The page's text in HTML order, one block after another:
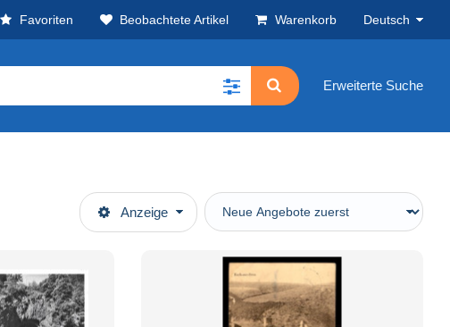
Favoriten Beobachtete Artikel Warenkorb Deutsch
Erweiterte Suche
Anzeige